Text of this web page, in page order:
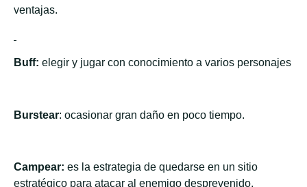
ventajas.
Buff: elegir y jugar con conocimiento a varios personajes
Burstear: ocasionar gran daño en poco tiempo.
Campear: es la estrategia de quedarse en un sitio
estratégico para atacar al enemigo desprevenido.